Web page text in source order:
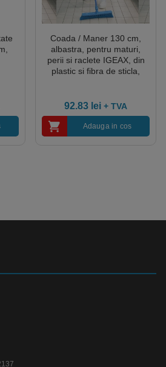
depozitare trebuie să fie curată și
surse de lumină intensă sau de
unelte deteriorate, atat suportul cat
sa fie in stare buna.
Coada / Maner 130 cm,
albastra, pentru maturi,
perii si raclete IGEAX, din
plastic si fibra de sticla,
alimentara, certificata
HACCP, FDA
92.83 lei + TVA
Adauga in cos